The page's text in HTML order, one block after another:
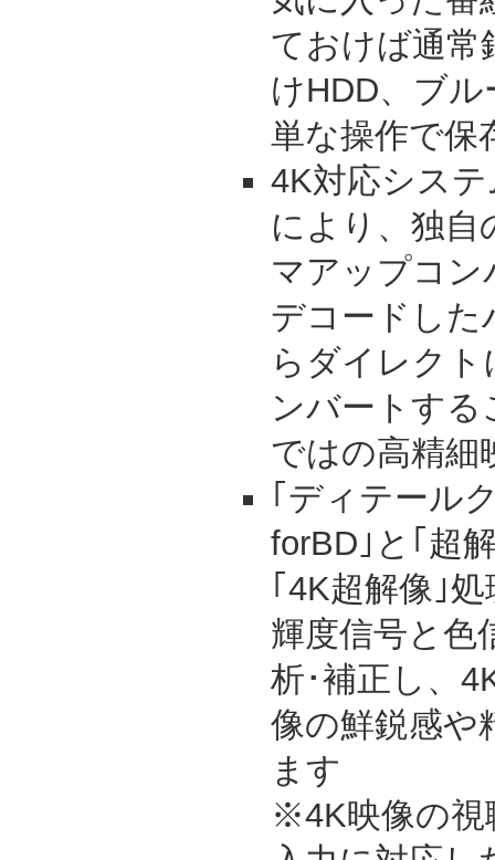
ておけば通常
けHDD、ブ
単な操作で保
4K対応シス
により、独自
マアップコン
デコードした
らダイレク
ンバートす
ではの高精細
｢ディテール
forBD｣と｢超
｢4K超解像｣
輝度信号と色
析･補正し、
像の鮮鋭感や
ます
※4K映像の視